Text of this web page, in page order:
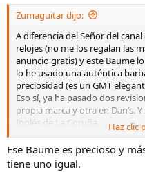
Zumaguitar dijo:
A diferencia del Señor del
relojes (no me los regalan las
anuncio gratis) y este Baume
lo he usado una auténtica
preciosidad (es un GMT
Eso sí, ya ha pasado dos
propia marca y otra en Dan’s.
Inglés de La Coruña.
Por eso me duele que se
nació en 1.830 y que tiene el
poquitas lo pueden lucir) Ver el
Haz clic
Ese Baume es precioso y
tiene uno igual.